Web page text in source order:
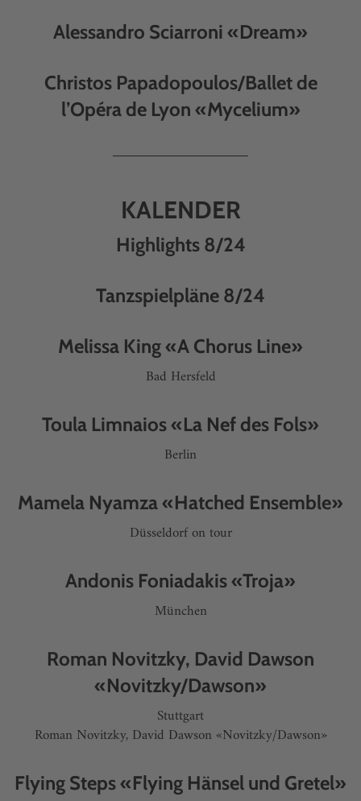
Alessandro Sciarroni «Dream»
Christos Papadopoulos/Ballet de
l’Opéra de Lyon «Mycelium»
KALENDER
Highlights 8/24
Tanzspielpläne 8/24
Melissa King «A Chorus Line»
Bad Hersfeld
Toula Limnaios «La Nef des Fols»
Berlin
Mamela Nyamza «Hatched Ensemble»
Düsseldorf on tour
Andonis Foniadakis «Troja»
München
Roman Novitzky, David Dawson
«Novitzky/Dawson»
Stuttgart
Roman Novitzky, David Dawson «Novitzky/Dawson»
Flying Steps «Flying Hänsel und Gretel»